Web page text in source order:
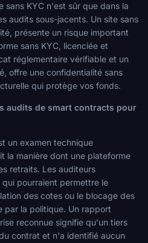
sans KYC n'est sûr que dans la
audits sous-jacents. Un site sans
présente un risque important
sans KYC, licenciée et
réglementaire vérifiable et un
offre une confidentialité sans
qui protège vos fonds.
audits de smart contracts pour
un examen technique
la manière dont une plateforme
retraits. Les auditeurs
pourraient permettre le
des cotes ou le blocage des
par la politique. Un rapport
reconnue signifie qu'un tiers
contrat et n'a identifié aucun